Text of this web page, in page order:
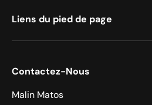
Liens du pied de page
Contactez-Nous
Malin Matos